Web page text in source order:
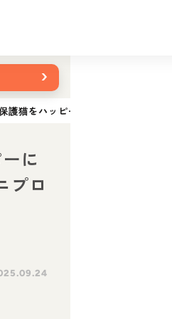
›
護猫をハッピーにするプロジェク
に
プロ